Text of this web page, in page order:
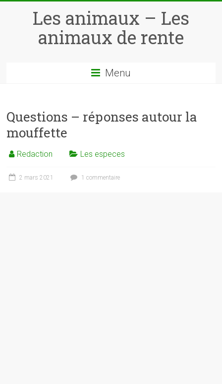
Les animaux – Les
animaux de rente
Menu
Questions – réponses autour la
mouffette
Redaction Les especes
2 mars 2021 1 commentaire